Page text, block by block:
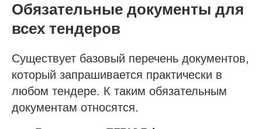
Обязательные документы для
всех тендеров
Существует базовый перечень документов,
который запрашивается практически в
любом тендере. К таким обязательным
документам относятся.